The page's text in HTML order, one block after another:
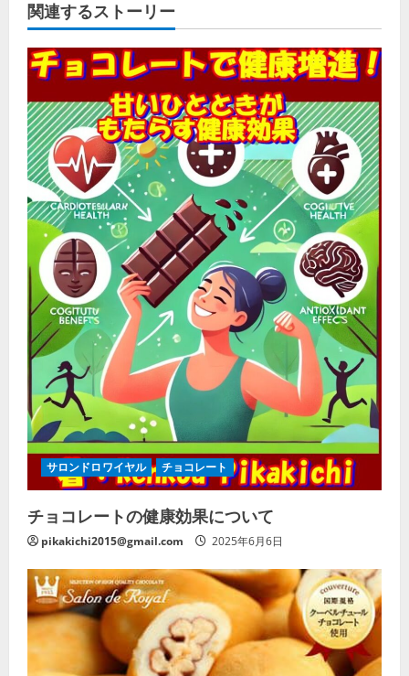
関連するストーリー
サロンドロワイヤル チョコレート
チョコレートの健康効果について
pikakichi2015@gmail.com 2025年6月6日